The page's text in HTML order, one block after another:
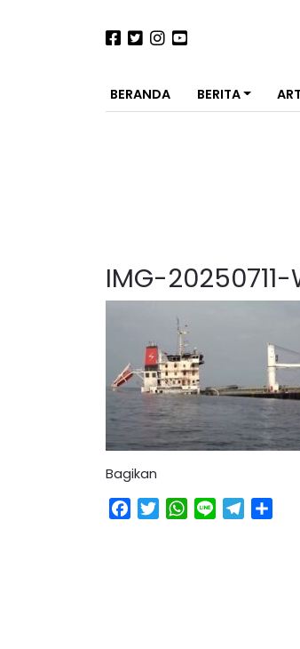
BERANDA BERITA
IMG-20250711-
Bagikan
Facebook
TwitterWhatsApp
Line